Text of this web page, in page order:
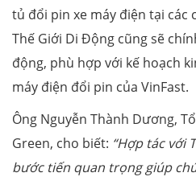
tủ đổi pin xe máy điện tại các
Thế Giới Di Động cũng sẽ
động, phù hợp với kế hoạch
máy điện đổi pin của VinFast.
Ông Nguyễn Thành Dương,
Green, cho biết: “Hợp tác với
bước tiến quan trọng giúp